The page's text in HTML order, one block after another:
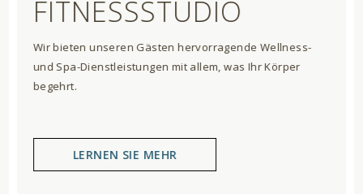
FITNESSSTUDIO
Wir bieten unseren Gästen hervorragende Wellness-
und Spa-Dienstleistungen mit allem, was Ihr Körper
begehrt.
LERNEN SIE MEHR